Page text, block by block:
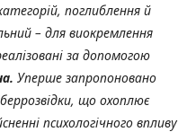
поглиблення й
– для виокремлення
за допомогою
Уперше запропоновано
що охоплює
психологічного впливу